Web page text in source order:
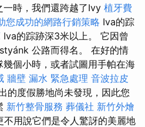
時，我們還跨越了Ivy 植牙費
您成功的網路行銷策略 Iva的踪
Iva的踪跡深3米以上。 它因曾
公路而得名。 在好的情
個小時，或者試圖用手帕在海
牆壁 漏水 緊急處理 音波拉皮
的度假勝地尚未發現，因此您
新竹整骨服務 葬儀社 新竹外燴
不用說它們是令人驚訝的美麗地